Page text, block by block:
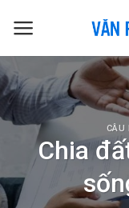
CÂU
Chia